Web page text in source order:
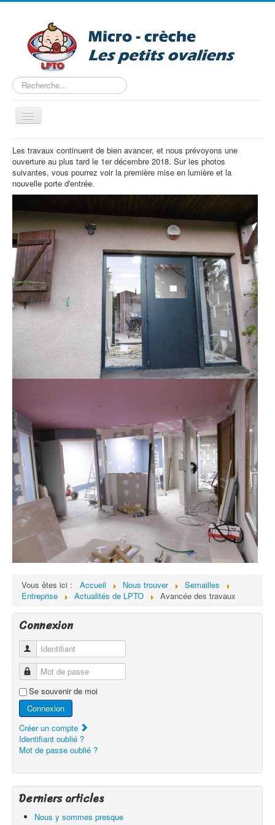
Rechercher
Basculer
la
Accueil
Nous trouver
Projet pédagogique
Tarifs
Les horaires
Entreprise
Pré-inscription
Les travaux continuent de bien avancer, et nous prévoyons une
ouverture au plus tard le 1er décembre 2018. Sur les photos
suivantes, vous pourrez voir la première mise en lumière et la
nouvelle porte d'entrée.
Vous êtes ici : Accueil Nous trouver
Semailles
Entreprise
Actualités de LPTO Avancée des travaux
Connexion
Identifiant
Mot de passe
Se souvenir de moi
Connexion
Créer un compte
Identifiant oublié ?
Mot de passe oublié ?
Derniers articles
Nous y sommes presque